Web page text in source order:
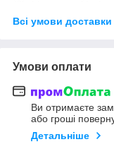
Всі умови доставки
Умови оплати
Ви отримаєте
або гроші
Детальніше